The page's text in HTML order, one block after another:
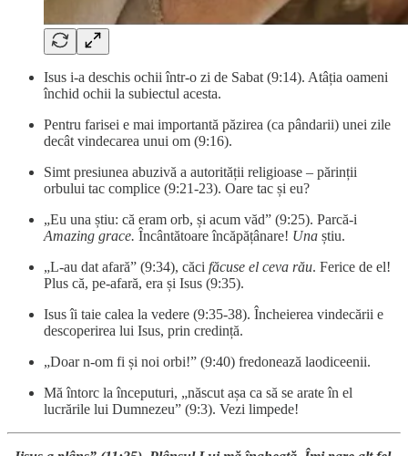
Isus i-a deschis ochii într-o zi de Sabat (9:14). Atâția oameni
închid ochii la subiectul acesta.
Pentru farisei e mai importantă păzirea (ca pândarii) unei zile
decât vindecarea unui om (9:16).
Simt presiunea abuzivă a autorității religioase – părinții
orbului tac complice (9:21-23). Oare tac și eu?
„Eu una știu: că eram orb, și acum văd” (9:25). Parcă-i
Amazing grace. Încântătoare încăpățânare! Una știu.
„L-au dat afară” (9:34), căci făcuse el ceva rău. Ferice de el!
Plus că, pe-afară, era și Isus (9:35).
Isus îi taie calea la vedere (9:35-38). Încheierea vindecării e
descoperirea lui Isus, prin credință.
„Doar n-om fi și noi orbi!” (9:40) fredonează laodiceenii.
Mă întorc la începuturi, „născut așa ca să se arate în el
lucrările lui Dumnezeu” (9:3). Vezi limpede!